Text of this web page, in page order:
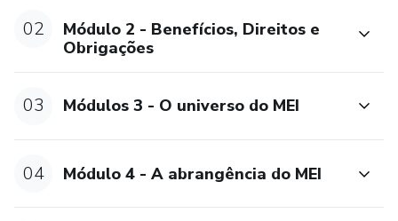
02
Módulo 2 - Benefícios, Direitos e
Obrigações
03 Módulos 3 - O universo do MEI
04 Módulo 4 - A abrangência do MEI